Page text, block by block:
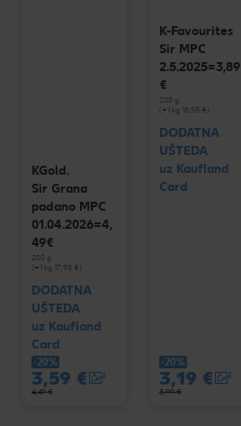
KGold.
Sir Grana
padano MPC
01.04.2026=4,
49€
200 g
(=1 kg 17,95 €)
DODATNA
UŠTEDA
uz Kaufland
Card
-20%
3,59 €
4,49 €
K-Favourites
Sir MPC
2.5.2025=3,89
€
200 g
(=1 kg 15,95 €)
DODATNA
UŠTEDA
uz Kaufland
Card
-20%
3,19 €
3,99 €